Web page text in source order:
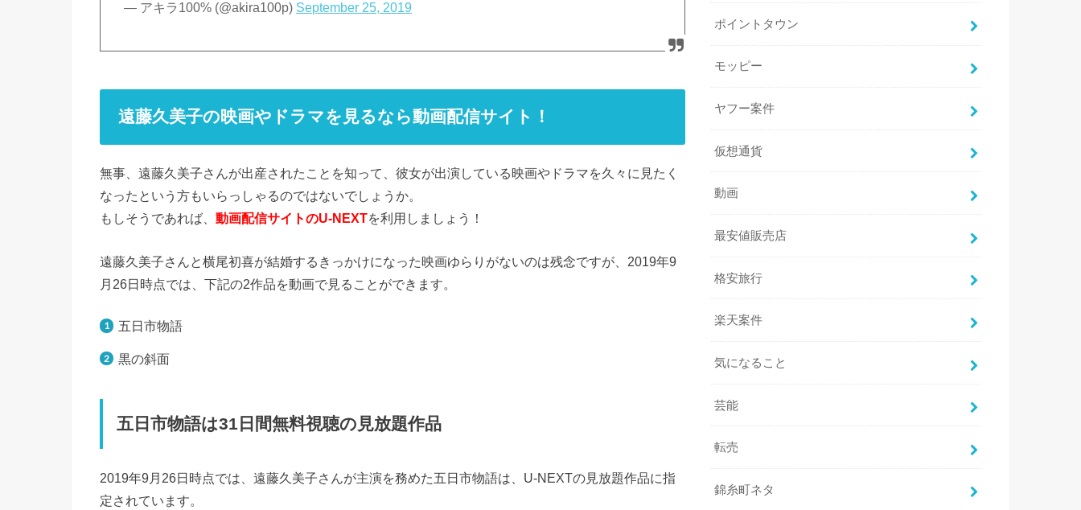
— アキラ100% (@akira100p) September 25, 2019
遠藤久美子の映画やドラマを見るなら動画配信サイト！
無事、遠藤久美子さんが出産されたことを知って、彼女が出演している映画やドラマを久々に見たく
なったという方もいらっしゃるのではないでしょうか。
もしそうであれば、 動画配信サイトのU-NEXTを利用しましょう！
遠藤久美子さんと横尾初喜が結婚するきっかけになった映画ゆらりがないのは残念ですが、2019年9
月26日時点では、下記の2作品を動画で見ることができます。
五日市物語
黒の斜面
五日市物語は31日間無料視聴の見放題作品
2019年9月26日時点では、遠藤久美子さんが主演を務めた五日市物語は、U-NEXTの見放題作品に指
定されています。
ポイントタウン
モッピー
ヤフー案件
仮想通貨
動画
最安値販売店
格安旅行
楽天案件
気になること
芸能
転売
錦糸町ネタ